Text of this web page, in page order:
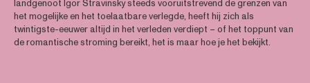
landgenoot Igor Stravinsky steeds vooruitstrevend de grenzen van
het mogelijke en het toelaatbare verlegde, heeft hij zich als
twintigste-eeuwer altijd in het verleden verdiept – of het toppunt van
de romantische stroming bereikt, het is maar hoe je het bekijkt.